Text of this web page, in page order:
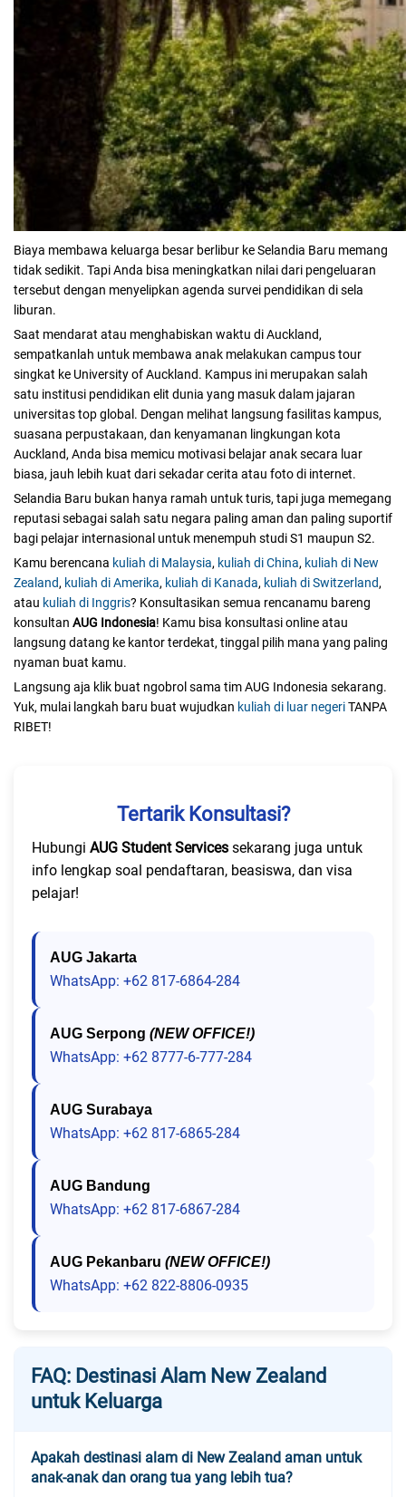
Biaya membawa keluarga besar berlibur ke Selandia Baru memang
tidak sedikit. Tapi Anda bisa meningkatkan nilai dari pengeluaran
tersebut dengan menyelipkan agenda survei pendidikan di sela
liburan.
Saat mendarat atau menghabiskan waktu di Auckland,
sempatkanlah untuk membawa anak melakukan campus tour
singkat ke University of Auckland. Kampus ini merupakan salah
satu institusi pendidikan elit dunia yang masuk dalam jajaran
universitas top global. Dengan melihat langsung fasilitas kampus,
suasana perpustakaan, dan kenyamanan lingkungan kota
Auckland, Anda bisa memicu motivasi belajar anak secara luar
biasa, jauh lebih kuat dari sekadar cerita atau foto di internet.
Selandia Baru bukan hanya ramah untuk turis, tapi juga memegang
reputasi sebagai salah satu negara paling aman dan paling suportif
bagi pelajar internasional untuk menempuh studi S1 maupun S2.
Kamu berencana kuliah di Malaysia, kuliah di China, kuliah di New
Zealand, kuliah di Amerika, kuliah di Kanada, kuliah di Switzerland,
atau kuliah di Inggris? Konsultasikan semua rencanamu bareng
konsultan AUG Indonesia! Kamu bisa konsultasi online atau
langsung datang ke kantor terdekat, tinggal pilih mana yang paling
nyaman buat kamu.
Langsung aja klik buat ngobrol sama tim AUG Indonesia sekarang.
Yuk, mulai langkah baru buat wujudkan kuliah di luar negeriTANPA
RIBET!
Tertarik Konsultasi?
Hubungi AUG Student Services sekarang juga untuk
info lengkap soal pendaftaran, beasiswa, dan visa
pelajar!
AUG Jakarta
WhatsApp: +62 817-6864-284
AUG Serpong (NEW OFFICE!)
WhatsApp: +62 8777-6-777-284
AUG Surabaya
WhatsApp: +62 817-6865-284
AUG Bandung
WhatsApp: +62 817-6867-284
AUG Pekanbaru (NEW OFFICE!)
WhatsApp: +62 822-8806-0935
FAQ: Destinasi Alam New Zealand
untuk Keluarga
Apakah destinasi alam di New Zealand aman untuk
anak-anak dan orang tua yang lebih tua?